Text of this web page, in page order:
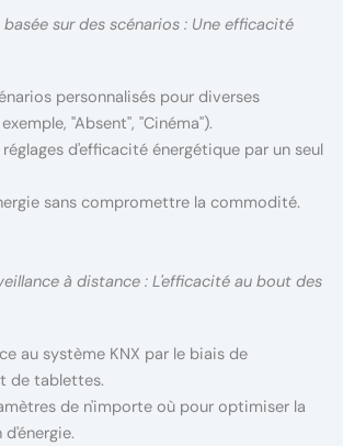
sur des scénarios : Une efficacité
personnalisés pour diverses
"Absent", "Cinéma").
d'efficacité énergétique par un seul
sans compromettre la commodité.
à distance : L'efficacité au bout des
au système KNX par le biais de
de tablettes.
de n'importe où pour optimiser la